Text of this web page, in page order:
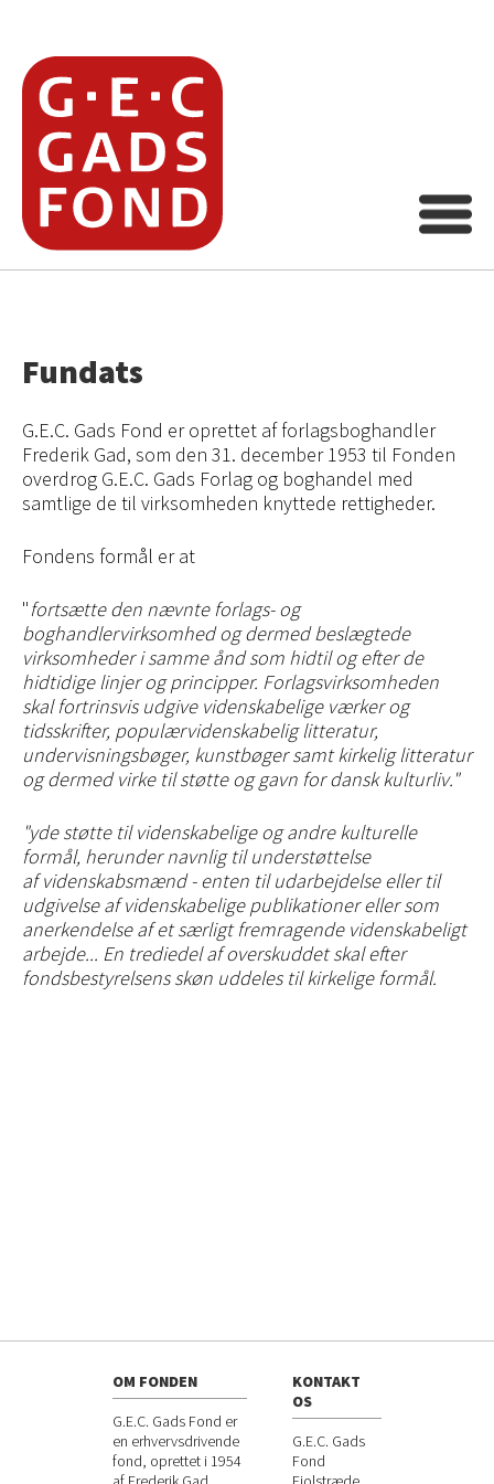
Fundats
G.E.C. Gads Fond er oprettet af forlagsboghandler
Frederik Gad, som den 31. december 1953 til Fonden
overdrog G.E.C. Gads Forlag og boghandel med
samtlige de til virksomheden knyttede rettigheder.
Fondens formål er at
"fortsætte den nævnte forlags- og
boghandlervirksomhed og dermed beslægtede
virksomheder i samme ånd som hidtil og efter de
hidtidige linjer og principper. Forlagsvirksomheden
skal fortrinsvis udgive videnskabelige værker og
tidsskrifter, populærvidenskabelig litteratur,
undervisningsbøger, kunstbøger samt kirkelig litteratur
og dermed virke til støtte og gavn for dansk kulturliv."
"yde støtte til videnskabelige og andre kulturelle
formål, herunder navnlig til understøttelse
af videnskabsmænd - enten til udarbejdelse eller til
udgivelse af videnskabelige publikationer eller som
anerkendelse af et særligt fremragende videnskabeligt
arbejde... En trediedel af overskuddet skal efter
fondsbestyrelsens skøn uddeles til kirkelige formål.
OM FONDEN
G.E.C. Gads Fond er
en erhvervsdrivende
fond, oprettet i 1954
KONTAKT
OS
G.E.C. Gads
Fond